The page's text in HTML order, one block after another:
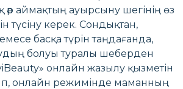
әр аймақтың ауырсыну шегінің өз
түсіну керек. Сондықтан,
басқа түрін таңдағанда,
болуы туралы шеберден
онлайн жазылу қызметін
онлайн режимінде маманның